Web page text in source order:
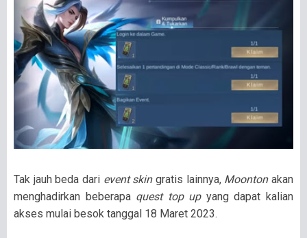
Tak jauh beda dari event skingratis lainnya, Moontonakan
menghadirkan beberapa quest top upyang dapat kalian
akses mulai besok tanggal 18 Maret 2023.